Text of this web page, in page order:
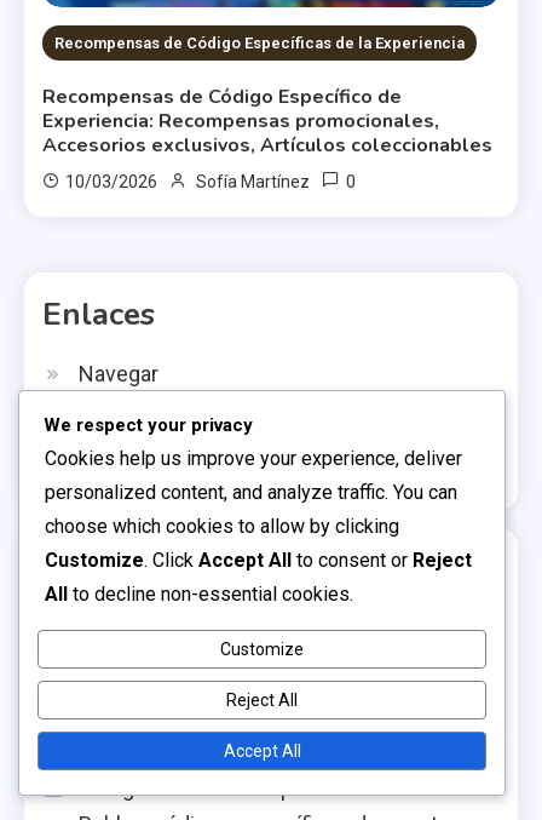
Recompensas de Código Específicas de la Experiencia
Recompensas de Código Específico de
Experiencia: Recompensas promocionales,
Accesorios exclusivos, Artículos coleccionables
10/03/2026 Sofía Martínez 0
Enlaces
Navegar
Acerca de
Contáctanos
Publicaciones recientes
Recompensas de Código Específicas de la
Experiencia: Recompensas digitales,
Artículos promocionales, Características
únicas
We respect your privacy
Cookies help us improve your experience, deliver
personalized content, and analyze traffic. You can
choose which cookies to allow by clicking
Customize. Click Accept All to consent or Reject
All to decline non-essential cookies.
Customize
Reject All
Accept All